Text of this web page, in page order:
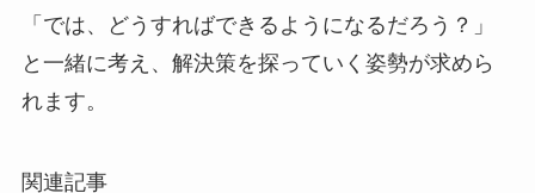
「では、どうすればできるようになるだろう？」
と一緒に考え、解決策を探っていく姿勢が求めら
れます。
関連記事